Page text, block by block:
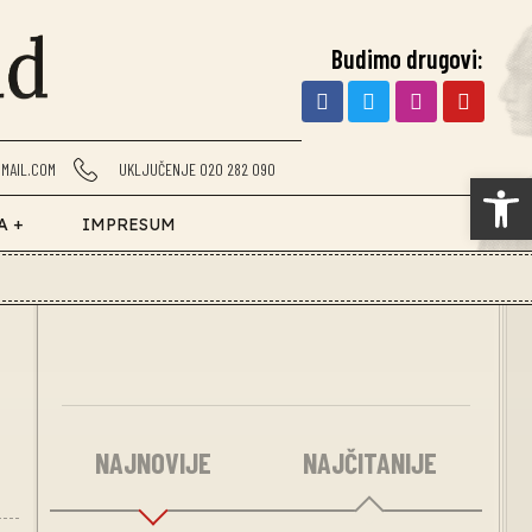
UKLJUČENJE 020 282 090
Budimo drugovi:
+ IMPRESUM
NAJNOVIJE NAJČITANIJE